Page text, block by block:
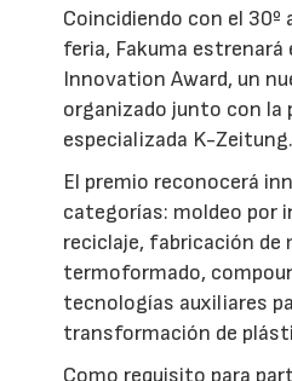
Coincidiendo con el 30º
feria, Fakuma estrenará
Innovation Award, un
organizado junto con la
especializada K-Zeitung.
El premio reconocerá
categorías: moldeo por
reciclaje, fabricación de
termoformado,
tecnologías auxiliares
transformación de
Como requisito para